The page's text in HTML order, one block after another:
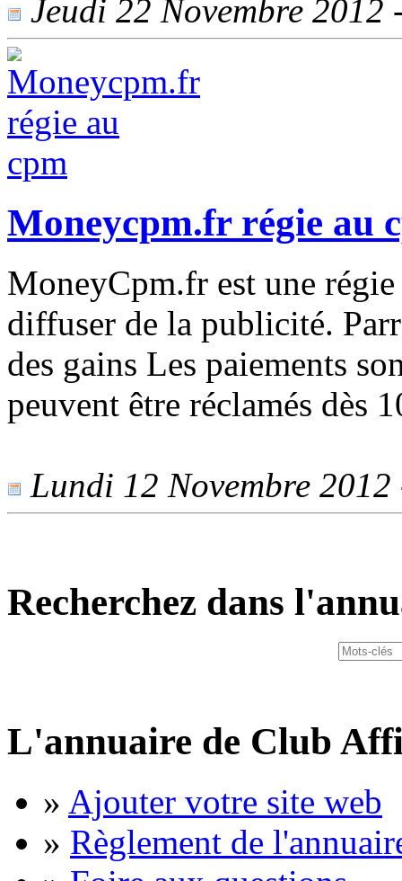
Jeudi 22 Novembre 2012
Moneycpm.fr régie au
MoneyCpm.fr est une
diffuser de la publicité.
des gains Les paiements
peuvent être réclamés dès
Lundi 12 Novembre
Recherchez dans
L'annuaire de Club
» Ajouter votre site web
» Règlement de